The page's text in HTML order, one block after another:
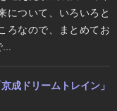
について、いろいろと
ろなので、まとめてお
成ドリームトレイン」